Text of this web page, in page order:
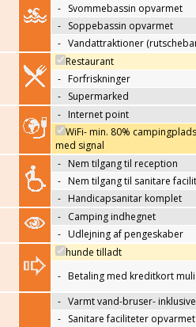
- Svommebassin opvarmet
- Soppebassin opvarmet
- Vandattraktioner
Restaurant
- Forfriskninger
- Supermarked
- Internet point
WiFi- min. 80%
med signal
- Nem tilgang til reception
- Nem tilgang til sanitare
- Handicapsanitar komplet
- Camping indhegnet
- Udlejning af pengeskaber
hunde tilladt
- Betaling med kreditkort
- Varmt vand-bruser- inklusive
- Sanitare faciliteter opvarmet